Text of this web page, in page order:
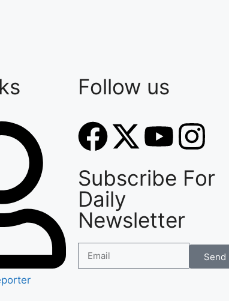
Follow us
Subscribe For
Daily
Newsletter
Send